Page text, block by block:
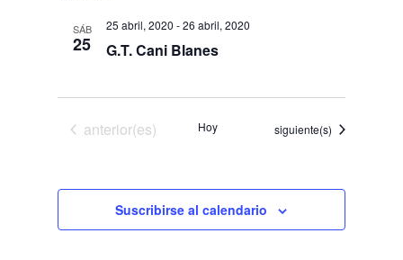
SÁB
25
25 abril, 2020 -26 abril, 2020
G.T. Cani Blanes
Eventos
anterior(es) Hoy Eventos
siguiente(s)
Suscribirse al calendario